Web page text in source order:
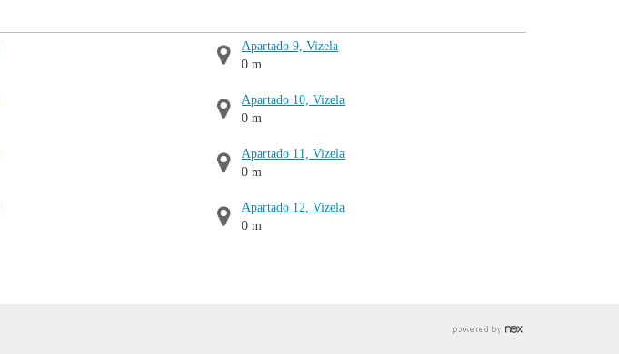
Apartado 9, Vizela
0 m
Apartado 10, Vizela
0 m
Apartado 11, Vizela
0 m
Apartado 12, Vizela
0 m